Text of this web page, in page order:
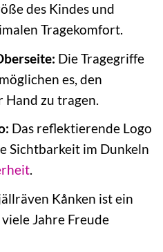
des Kindes und
Tragekomfort.
Die Tragegriffe
es, den
Hand zu tragen.
Das reflektierende Logo
Sichtbarkeit im Dunkeln
.
Kånken ist ein
Jahre Freude